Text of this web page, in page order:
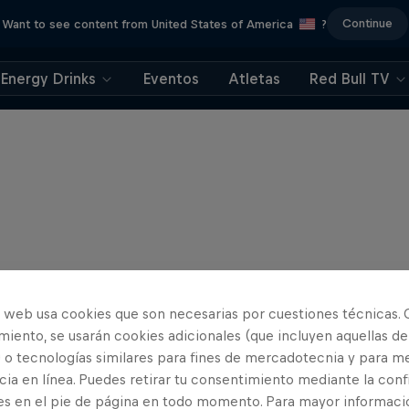
Want to see content from United States of America ? Continue
Energy Drinks Eventos Atletas Red Bull TV
web usa cookies que son necesarias por cuestiones técnicas.
se usarán cookies adicionales (que incluyen aquellas de
tecnologías similares para fines de mercadotecnia y para
en línea. Puedes retirar tu consentimiento mediante la
en el pie de página en todo momento. Para mayor